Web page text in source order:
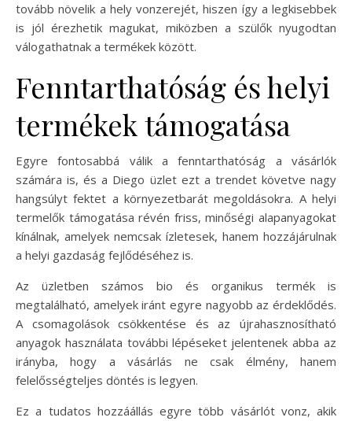
tovább növelik a hely vonzerejét, hiszen így a legkisebbek
is jól érezhetik magukat, miközben a szülők nyugodtan
válogathatnak a termékek között.
Fenntarthatóság és helyi
termékek támogatása
Egyre fontosabbá válik a fenntarthatóság a vásárlók
számára is, és a Diego üzlet ezt a trendet követve nagy
hangsúlyt fektet a környezetbarát megoldásokra. A helyi
termelők támogatása révén friss, minőségi alapanyagokat
kínálnak, amelyek nemcsak ízletesek, hanem hozzájárulnak
a helyi gazdaság fejlődéséhez is.
Az üzletben számos bio és organikus termék is
megtalálható, amelyek iránt egyre nagyobb az érdeklődés.
A csomagolások csökkentése és az újrahasznosítható
anyagok használata további lépéseket jelentenek abba az
irányba, hogy a vásárlás ne csak élmény, hanem
felelősségteljes döntés is legyen.
Ez a tudatos hozzáállás egyre több vásárlót vonz, akik